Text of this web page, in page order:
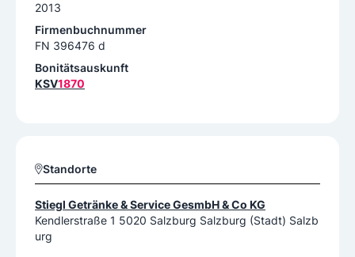
2013
Firmenbuchnummer
FN 396476 d
Bonitätsauskunft
KSV1870
Standorte
Stiegl Getränke & Service GesmbH & Co KG
Kendlerstraße 1 5020 Salzburg Salzburg (Stadt) Salzb
urg